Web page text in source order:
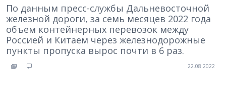
По данным пресс-службы Дальневосточной
железной дороги, за семь месяцев 2022 года
объем контейнерных перевозок между
Россией и Китаем через железнодорожные
пункты пропуска вырос почти в 6 раз.
22.08.2022